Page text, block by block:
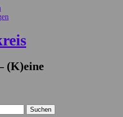
(K)eine